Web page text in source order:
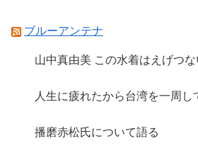
ブルーアンテナ
山中真由美 この水着はえげつな
人生に疲れたから台湾を一周し
播磨赤松氏について語る